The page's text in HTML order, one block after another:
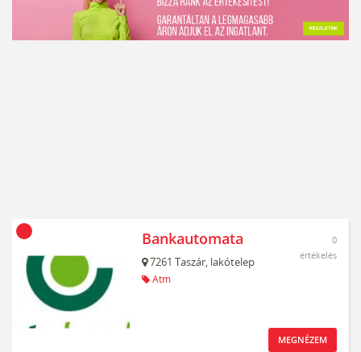
Bankautomata
7261 Taszár, lakótelep
Atm
0
értékelés
MEGNÉZEM